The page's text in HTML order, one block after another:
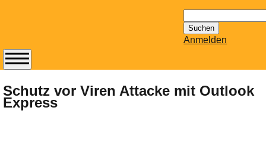
nach:
Anmelden
Schutz vor Viren Attacke mit Outlook
Express
Abonnieren Sie den
14-tägig
erscheinenden
Newsletter von